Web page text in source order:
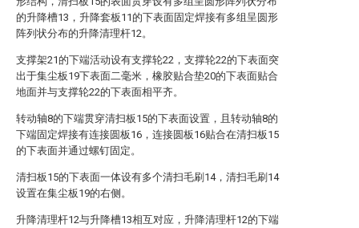
的升降槽13，升降套板11的下表面固定焊接有多组呈圆形
阵列状分布的升降清理杆12。
支撑架21的下端活动设有支撑轮22，支撑轮22的下表面突
出于集尘板19下表面二毫米，橡胶贴合垫20的下表面贴合
地面并与支撑轮22的下表面相平齐。
转动轴8的下端贯穿清扫板15的下表面设置，且转动轴8的
下端固定焊接有连接圆板16，连接圆板16贴合在清扫板15
的下表面并通过螺钉固定。
清扫板15的下表面一体设有多个清扫毛刷14，清扫毛刷14
设置在集尘板19的右侧。
升降清理杆12与升降槽13相互对应，升降清理杆12的下端